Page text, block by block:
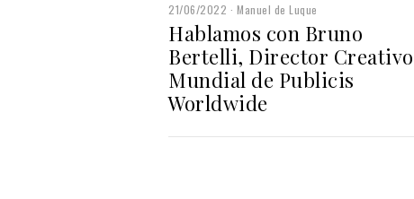
21/06/2022 Manuel de Luque
Hablamos con Bruno
Bertelli, Director Creativo
Mundial de Publicis
Worldwide